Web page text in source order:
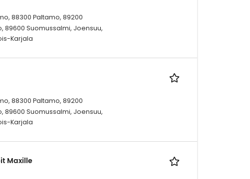
88300 Paltamo, 89200
89600 Suomussalmi, Joensuu,
Karjala
88300 Paltamo, 89200
89600 Suomussalmi, Joensuu,
Karjala
Maxille